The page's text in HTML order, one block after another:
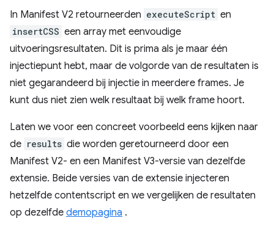
In Manifest V2 retourneerden executeScript en
insertCSS een array met eenvoudige
uitvoeringsresultaten. Dit is prima als je maar één
injectiepunt hebt, maar de volgorde van de resultaten is
niet gegarandeerd bij injectie in meerdere frames. Je
kunt dus niet zien welk resultaat bij welk frame hoort.
Laten we voor een concreet voorbeeld eens kijken naar
de results die worden geretourneerd door een
Manifest V2- en een Manifest V3-versie van dezelfde
extensie. Beide versies van de extensie injecteren
hetzelfde contentscript en we vergelijken de resultaten
op dezelfde demopagina .